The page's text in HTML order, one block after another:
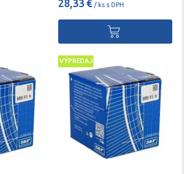
28,33 € / ks s DPH
VÝPREDAJ